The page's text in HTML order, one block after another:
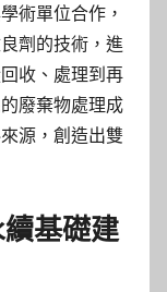
術單位合作，
劑的技術，進
收、處理到再
廢棄物處理成
源，創造出雙
基礎建